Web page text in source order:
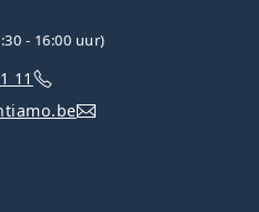
- 16:00 uur)
11